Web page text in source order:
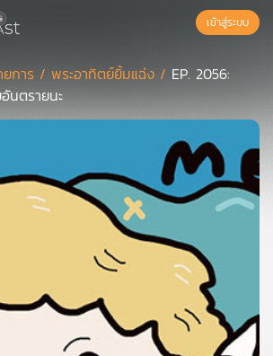
เข้าสู่ระบบ
ยการ /พระอาทิตย์ยิ้มแฉ่ง / EP. 2056:
นตรายนะ